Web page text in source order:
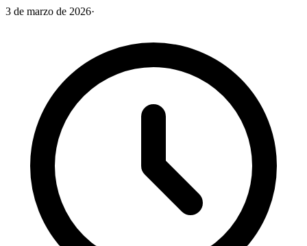
3 de marzo de 2026·